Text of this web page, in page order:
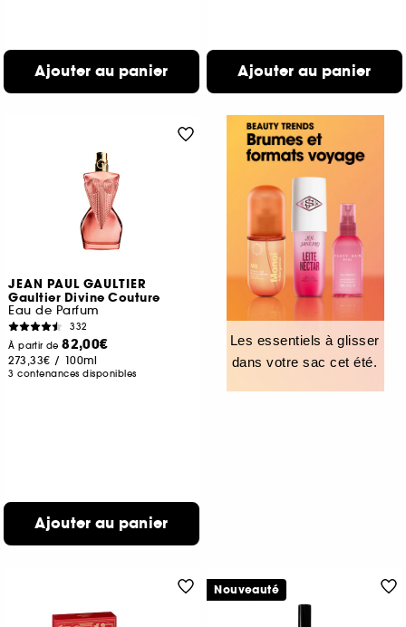
Ajouter au panier Ajouter au panier
JEAN PAUL GAULTIER
Gaultier Divine Couture
Eau de Parfum
332
À partir de82,00€
273,33€ / 100ml
3 contenances disponibles
Ajouter au panier
Les essentiels à glisser
dans votre sac cet été.
Nouveauté